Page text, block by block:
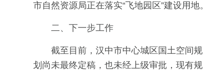
市自然资源局正在落实“飞地园区”建设用地。
二、下一步工作
截至目前，汉中市中心城区国土空间规
划尚未最终定稿，也未经上级审批，现有规